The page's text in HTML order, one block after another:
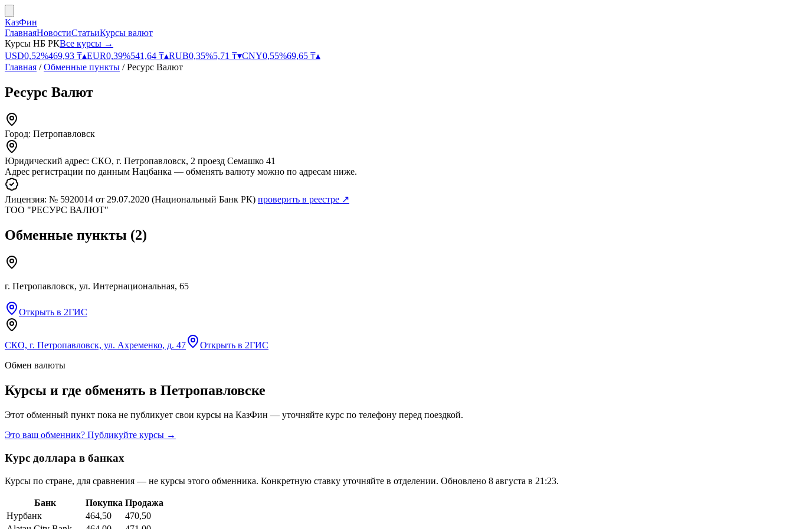
КазФин
ГлавнаяНовостиСтатьиКурсы валют
Курсы НБ РКВсе курсы →
USD0,52%469,93 ₸▴EUR0,39%541,64 ₸▴RUB0,35%5,71 ₸▾CNY0,55%69,65 ₸▴
Главная /Обменные пункты /Ресурс Валют
Ресурс Валют
Город: Петропавловск
Юридический адрес: СКО, г. Петропавловск, 2 проезд Семашко 41
Адрес регистрации по данным Нацбанка — обменять валюту можно по адресам ниже.
Лицензия: № 5920014 от 29.07.2020 (Национальный Банк РК) проверить в реестре ↗
ТОО "РЕСУРС ВАЛЮТ"
Обменные пункты (2)
г. Петропавловск, ул. Интернациональная, 65
Открыть в 2ГИС
СКО, г. Петропавловск, ул. Ахременко, д. 47
Открыть в 2ГИС
Обмен валюты
Курсы и где обменять в Петропавловске
Этот обменный пункт пока не публикует свои курсы на КазФин — уточняйте курс по телефону перед поездкой.
Это ваш обменник? Публикуйте курсы →
Курс доллара в банках
Курсы по стране, для сравнения — не курсы этого обменника. Конкретную ставку уточняйте в отделении. Обновлено 8 августа в 21:23.
Банк Покупка Продажа
Нурбанк
464,50
470,50